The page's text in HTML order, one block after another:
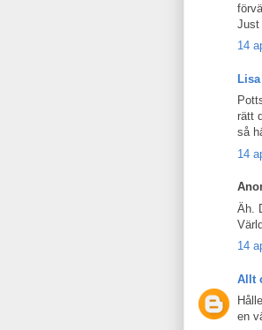
Just
14
Lisa
rätt
så
14
Äh.
14
Allt
en